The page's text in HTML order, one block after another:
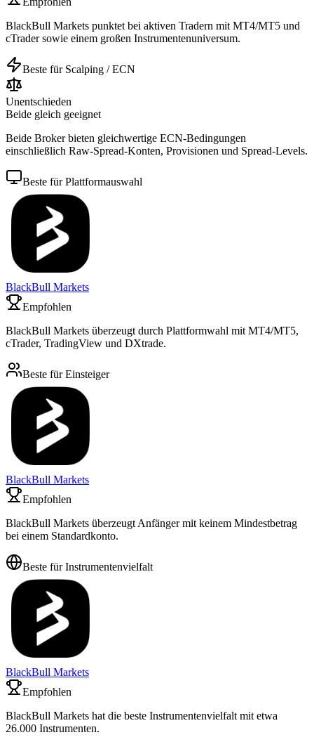
BlackBull Markets punktet bei aktiven Tradern mit MT4/MT5 und
cTrader sowie einem großen Instrumentenuniversum.
Beste für Scalping / ECN
Unentschieden
Beide gleich geeignet
Beide Broker bieten gleichwertige ECN-Bedingungen
einschließlich Raw-Spread-Konten, Provisionen und Spread-Levels.
Beste für Plattformauswahl
BlackBull Markets
Empfohlen
BlackBull Markets überzeugt durch Plattformwahl mit MT4/MT5,
cTrader, TradingView und DXtrade.
Beste für Einsteiger
BlackBull Markets
Empfohlen
BlackBull Markets überzeugt Anfänger mit keinem Mindestbetrag
bei einem Standardkonto.
Beste für Instrumentenvielfalt
BlackBull Markets
Empfohlen
BlackBull Markets hat die beste Instrumentenvielfalt mit etwa
26.000 Instrumenten.